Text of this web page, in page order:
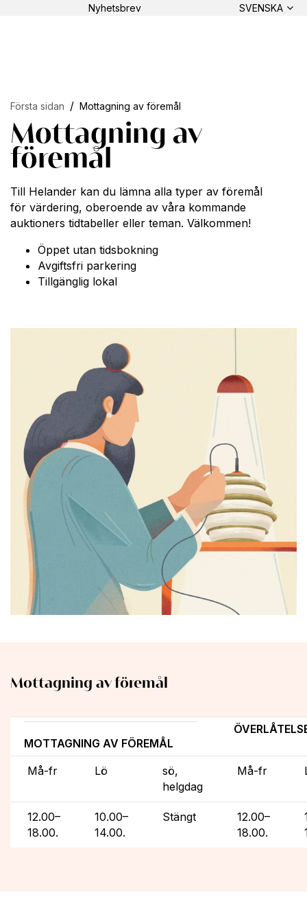
Nyhetsbrev SVENSKA
Första sidan Mottagning av föremål
Mottagning av
föremål
Till Helander kan du lämna alla typer av föremål
för värdering, oberoende av våra kommande
auktioners tidtabeller eller teman. Välkommen!
Öppet utan tidsbokning
Avgiftsfri parkering
Tillgänglig lokal
Mottagning av föremål
MOTTAGNING AV FÖREMÅL
Må-fr Lö
sö,
helgdag
Må-fr
12.00–
18.00.
10.00–
14.00.
Stängt
12.00–
18.00.